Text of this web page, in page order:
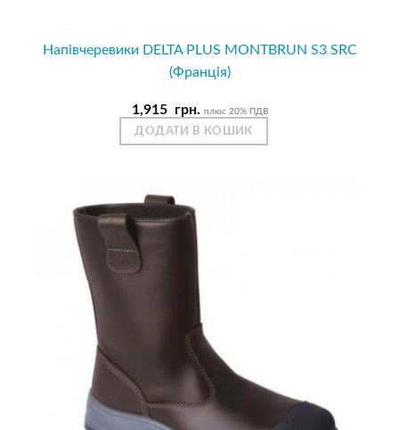
Напівчеревики DELTA PLUS MONTBRUN S3 SRC
(Франція)
1,915 грн. плюс 20% ПДВ
ДОДАТИ В КОШИК